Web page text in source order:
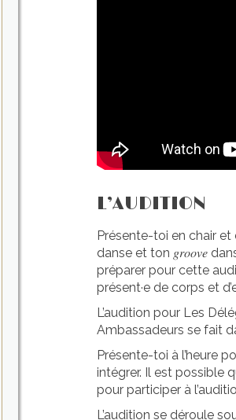
L’AUDITION
Présente-toi en chair et
danse et ton 𝑔𝑟𝑜𝑜𝑣𝑒
préparer pour cette
présent·e de corps et
L’audition pour Les
Ambassadeurs se fait
Présente-toi à l’heure
intégrer. Il est possible
pour participer à
L’audition se déroule